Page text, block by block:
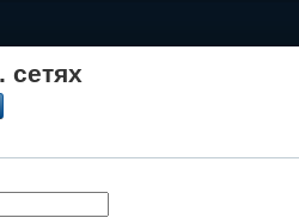
сетях